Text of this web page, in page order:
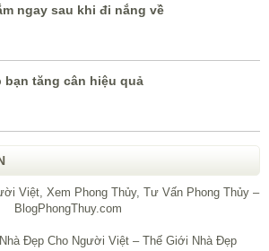
ngay sau khi đi nắng về
bạn tăng cân hiệu quả